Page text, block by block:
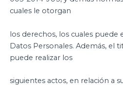
cuales le otorgan
los derechos, los cuales puede
Datos Personales. Además, el
puede realizar los
siguientes actos, en relación a